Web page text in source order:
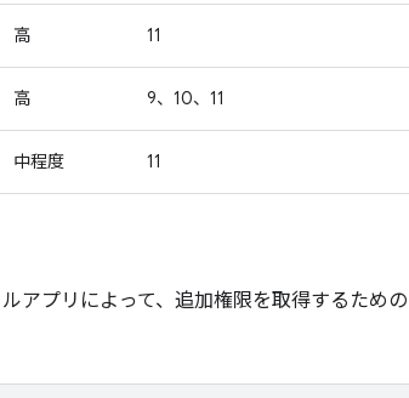
高 11
高 9、10、11
中程度 11
アプリによって、追加権限を取得するための